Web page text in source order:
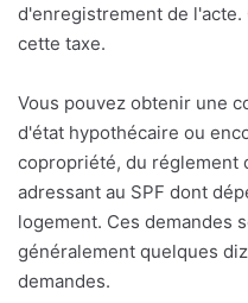
d'enregistrement de
cette taxe.
Vous pouvez obtenir une
d'état hypothécaire ou
copropriété, du réglement
adressant au SPF dont
logement. Ces demandes
généralement quelques
demandes.